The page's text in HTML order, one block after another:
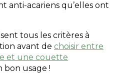
anti-acariens qu’elles ont
tous les critères à
avant de choisir entre
et une couette
bon usage !